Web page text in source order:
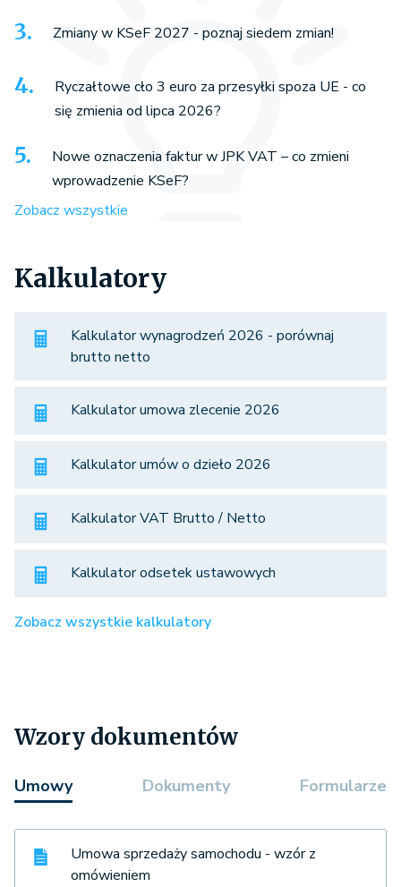
Zmiany w KSeF 2027 - poznaj siedem zmian!
Ryczałtowe cło 3 euro za przesyłki spoza UE - co
się zmienia od lipca 2026?
Nowe oznaczenia faktur w JPK VAT – co zmieni
wprowadzenie KSeF?
Zobacz wszystkie
Kalkulatory
Kalkulator wynagrodzeń 2026 - porównaj
brutto netto
Kalkulator umowa zlecenie 2026
Kalkulator umów o dzieło 2026
Kalkulator VAT Brutto / Netto
Kalkulator odsetek ustawowych
Zobacz wszystkie kalkulatory
Wzory dokumentów
Umowy Dokumenty Formularze
Umowa sprzedaży samochodu - wzór z
omówieniem